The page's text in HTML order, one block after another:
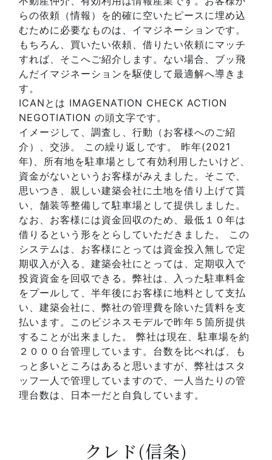
らの依頼（情報）を的確に空いたピースに埋め込
むために必要なものは、イマジネーションです。
もちろん、買いたい依頼、借りたい依頼にマッチ
すれば、そこへご紹介します。ない場合、ブッ飛
んだイマジネーションを駆使して最適解へ導きま
す。
ICANとは IMAGENATION CHECK ACTION
NEGOTIATION の頭文字です。
イメージして、調査し、行動（お客様へのご紹
介）、交渉。 この繰り返しです。 昨年(2021
年)、所有地を駐車場として有効利用したいけど、
資金がないというお客様がみえました。そこで、
思いつき、親しい建築会社に土地を借り上げて貰
い、舗装等整備して駐車場として提供しました。
なお、お客様には資金回収のため、最低１０年は
借りるという形をとらしていただきました。 この
システムは、お客様にとっては資金投入無しで定
期収入が入る、建築会社にとっては、定期収入で
投資資金を回収できる。弊社は、入った駐車料金
をプールして、半年後にお客様に地料として支払
い、建築会社に、弊社の管理費を除いた賃料を支
払います。このビジネスモデルで昨年５箇所提供
することが出来ました。 弊社は現在、駐車場を約
２０００台管理しています。台数を比べれば、も
っと多いところはあると思いますが、弊社はスタ
ッフ一人で管理していますので、一人当たりの管
理台数は、日本一だと自負しています。
クレド(信条)